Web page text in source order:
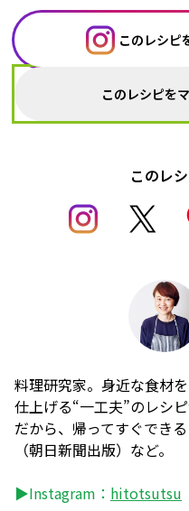
このレシ
このレシピを
このレ
料理研究家。身近な食材
仕上げる“一工夫”のレシ
だから、帰ってすぐでき
（朝日新聞出版）など。
▶Instagram： hitotsutsu